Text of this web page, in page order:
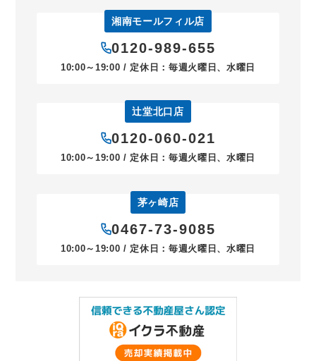
湘南モールフィル店
0120-989-655
10:00～19:00 / 定休日：毎週火曜日、水曜日
辻堂北口店
0120-060-021
10:00～19:00 / 定休日：毎週火曜日、水曜日
茅ヶ崎店
0467-73-9085
10:00～19:00 / 定休日：毎週火曜日、水曜日